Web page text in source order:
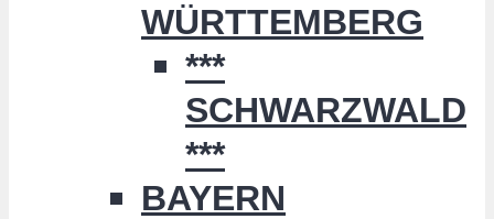
WÜRTTEMBERG
***
SCHWARZWALD
***
BAYERN